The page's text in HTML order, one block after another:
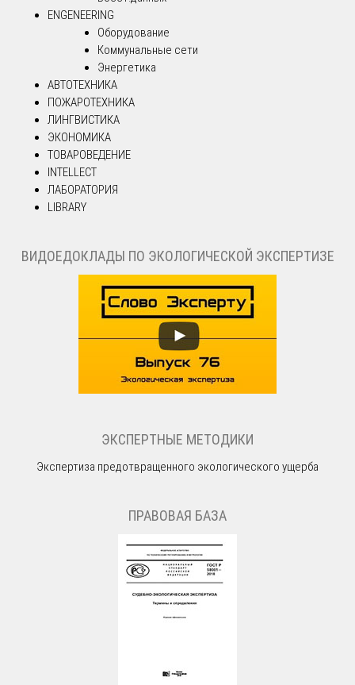
ENGENEERING
Оборудование
Коммунальные сети
Энергетика
АВТОТЕХНИКА
ПОЖАРОТЕХНИКА
ЛИНГВИСТИКА
ЭКОНОМИКА
ТОВАРОВЕДЕНИЕ
INTELLECT
ЛАБОРАТОРИЯ
LIBRARY
ВИДОЕДОКЛАДЫ ПО ЭКОЛОГИЧЕСКОЙ ЭКСПЕРТИЗЕ
ЭКСПЕРТНЫЕ МЕТОДИКИ
Экспертиза предотвращенного экологического ущерба
ПРАВОВАЯ БАЗА